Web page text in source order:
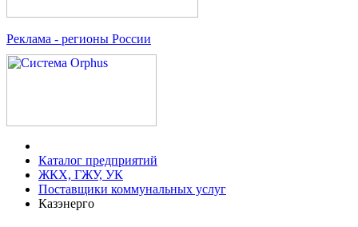
Реклама - регионы России
Каталог предприятий
ЖКХ, ГЖУ, УК
Поставщики коммунальных услуг
Казэнерго